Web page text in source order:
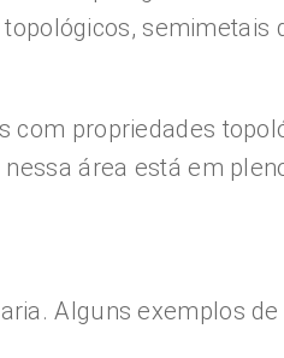
semimetais
propriedades
área está em
Alguns exemplos